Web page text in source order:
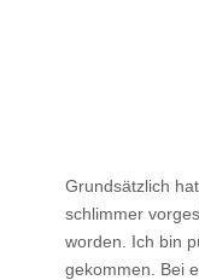
Grundsätzlich
schlimmer
worden. Ich bin
gekommen. Bei